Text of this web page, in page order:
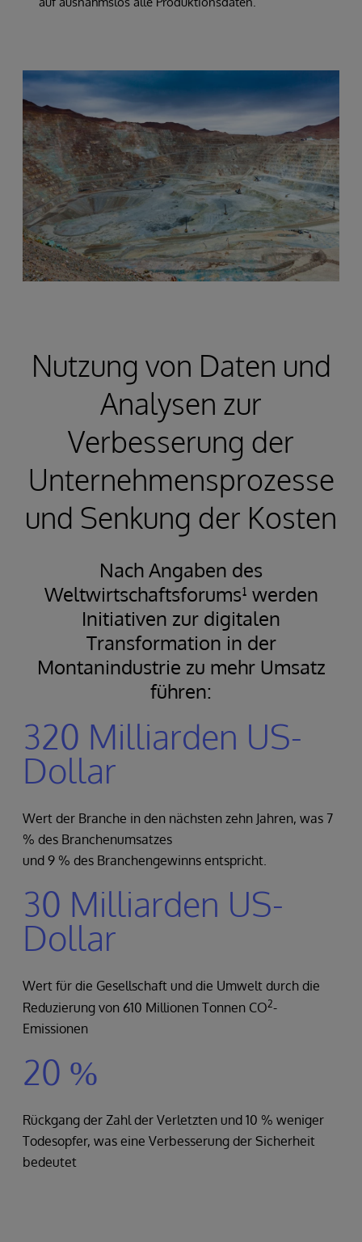
Nutzung von Daten und
Analysen zur
Verbesserung der
Unternehmensprozesse
und Senkung der Kosten
Nach Angaben des
Weltwirtschaftsforums¹ werden
Initiativen zur digitalen
Transformation in der
Montanindustrie zu mehr Umsatz
führen:
320 Milliarden US-
Dollar
Wert der Branche in den nächsten zehn Jahren, was 7
% des Branchenumsatzes
und 9 % des Branchengewinns entspricht.
30 Milliarden US-
Dollar
Wert für die Gesellschaft und die Umwelt durch die
Reduzierung von 610 Millionen Tonnen CO2-
Emissionen
20 %
Rückgang der Zahl der Verletzten und 10 % weniger
Todesopfer, was eine Verbesserung der Sicherheit
bedeutet